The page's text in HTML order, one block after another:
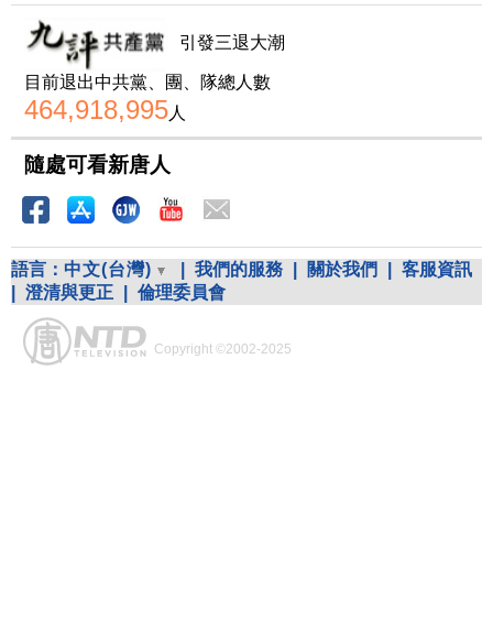
引發三退大潮
目前退出中共黨、團、隊總人數
464,918,995人
隨處可看新唐人
語言： 中文(台灣) 我們的服務 關於我們
客服資訊
澄清與更正 倫理委員會
Copyright ©2002-2025